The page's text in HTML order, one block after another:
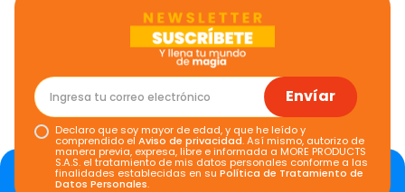
Envíar
Declaro que soy mayor de edad, y que he leído y
comprendido elAviso de privacidad. Así mismo, autorizo de
manera previa, expresa, libre e informada a MORE PRODUCTS
S.A.S. el tratamiento de mis datos personales conforme a las
finalidades establecidas en suPolítica de Tratamiento de
Datos Personales.